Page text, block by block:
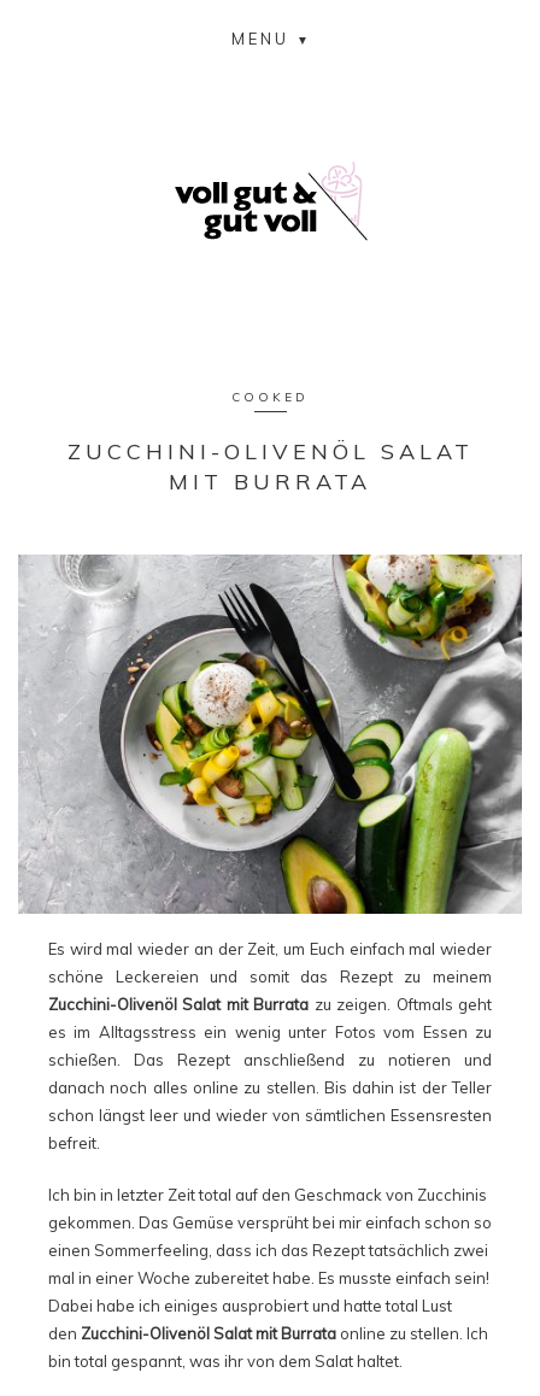
MENU
COOKED
ZUCCHINI-OLIVENÖL SALAT
MIT BURRATA
Es wird mal wieder an der Zeit, um Euch einfach mal wieder
schöne Leckereien und somit das Rezept zu meinem
Zucchini-Olivenöl Salat mit Burrata zu zeigen. Oftmals geht
es im Alltagsstress ein wenig unter Fotos vom Essen zu
schießen. Das Rezept anschließend zu notieren und
danach noch alles online zu stellen. Bis dahin ist der Teller
schon längst leer und wieder von sämtlichen Essensresten
befreit.
Ich bin in letzter Zeit total auf den Geschmack von Zucchinis
gekommen. Das Gemüse versprüht bei mir einfach schon so
einen Sommerfeeling, dass ich das Rezept tatsächlich zwei
mal in einer Woche zubereitet habe. Es musste einfach sein!
Dabei habe ich einiges ausprobiert und hatte total Lust
den Zucchini-Olivenöl Salat mit Burrata online zu stellen. Ich
bin total gespannt, was ihr von dem Salat haltet.